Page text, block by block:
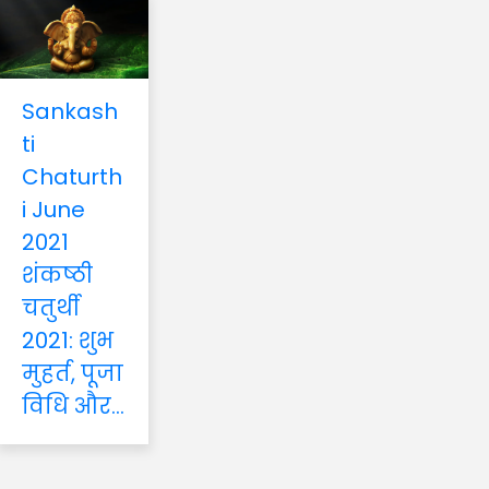
Sankash
ti
Chaturth
i June
2021
शंकष्ठी
चतुर्थी
2021: शुभ
मुहर्त, पूजा
विधि और...